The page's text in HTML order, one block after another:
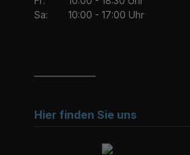
Sa:
10:00 - 17:00 Uhr
Hier finden Sie uns